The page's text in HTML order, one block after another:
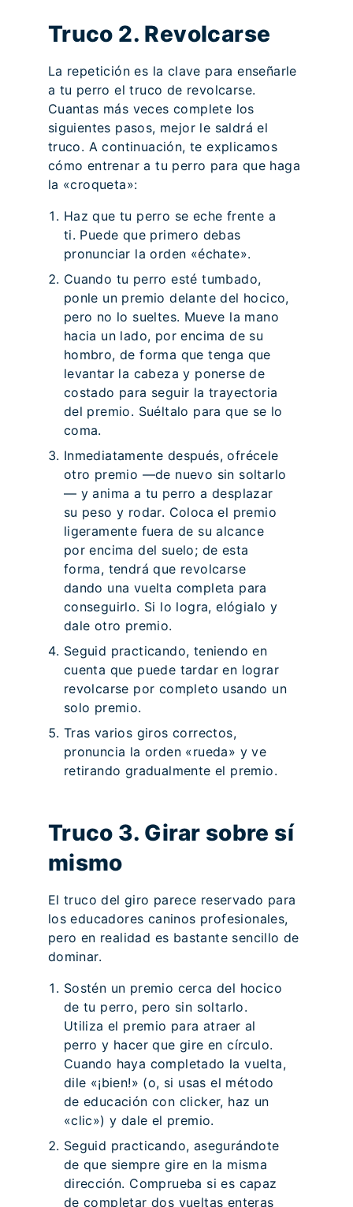
Truco 2. Revolcarse
La repetición es la clave para enseñarle
a tu perro el truco de revolcarse.
Cuantas más veces complete los
siguientes pasos, mejor le saldrá el
truco. A continuación, te explicamos
cómo entrenar a tu perro para que haga
la «croqueta»:
Haz que tu perro se eche frente a
ti. Puede que primero debas
pronunciar la orden «échate».
Cuando tu perro esté tumbado,
ponle un premio delante del hocico,
pero no lo sueltes. Mueve la mano
hacia un lado, por encima de su
hombro, de forma que tenga que
levantar la cabeza y ponerse de
costado para seguir la trayectoria
del premio. Suéltalo para que se lo
coma.
Inmediatamente después, ofrécele
otro premio —de nuevo sin soltarlo
— y anima a tu perro a desplazar
su peso y rodar. Coloca el premio
ligeramente fuera de su alcance
por encima del suelo; de esta
forma, tendrá que revolcarse
dando una vuelta completa para
conseguirlo. Si lo logra, elógialo y
dale otro premio.
Seguid practicando, teniendo en
cuenta que puede tardar en lograr
revolcarse por completo usando un
solo premio.
Tras varios giros correctos,
pronuncia la orden «rueda» y ve
retirando gradualmente el premio.
Truco 3. Girar sobre sí
mismo
El truco del giro parece reservado para
los educadores caninos profesionales,
pero en realidad es bastante sencillo de
dominar.
Sostén un premio cerca del hocico
de tu perro, pero sin soltarlo.
Utiliza el premio para atraer al
perro y hacer que gire en círculo.
Cuando haya completado la vuelta,
dile «¡bien!» (o, si usas el método
de educación con clicker, haz un
«clic») y dale el premio.
Seguid practicando, asegurándote
de que siempre gire en la misma
dirección. Comprueba si es capaz
de completar dos vueltas enteras